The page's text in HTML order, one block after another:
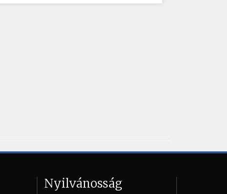
Nyilvánosság